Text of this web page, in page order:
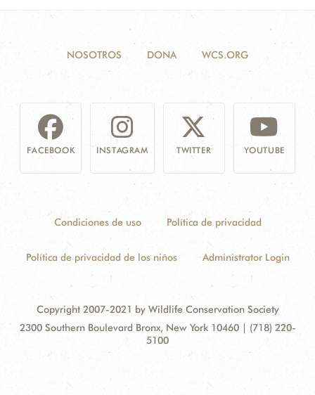
NOSOTROS DONA WCS.ORG
FACEBOOK INSTAGRAM TWITTER YOUTUBE
Condiciones de uso Política de privacidad
Política de privacidad de los niños Administrator Login
Copyright 2007-2021 by Wildlife Conservation Society
Contact
Address:
2300 Southern Boulevard Bronx, New York 10460 | (718) 220-
5100